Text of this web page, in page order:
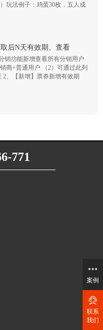
玩法例子：鸡蛋30枚，五人成
后N天有效期、查看
销功能新增查看所有分销用户
商+普通用户 （2）可通过此列
、【新增】票券新增有效期
771
案例
联系
我们